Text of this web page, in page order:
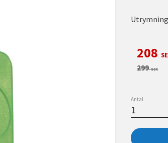
208
Ordinarie
299SEK
Antal